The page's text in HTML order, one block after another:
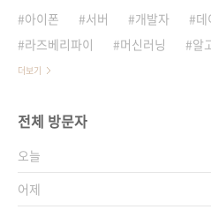
아이폰
서버 개발자 데
라즈베리파이
머신러닝 알
더보기
전체 방문자
오늘
어제